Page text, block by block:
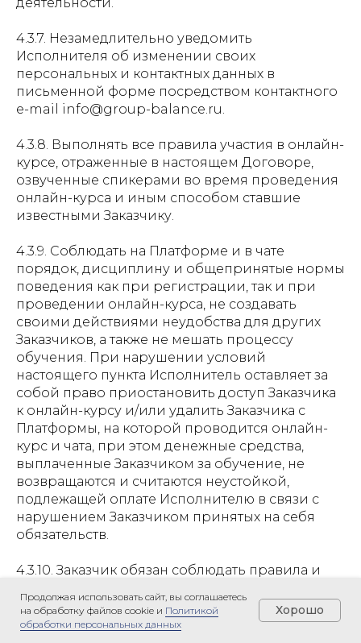
4.3.7. Незамедлительно уведомить
Исполнителя об изменении своих
персональных и контактных данных в
письменной форме посредством контактного
e-mail info@group-balance.ru.
4.3.8. Выполнять все правила участия в онлайн-
курсе, отраженные в настоящем Договоре,
озвученные спикерами во время проведения
онлайн-курса и иным способом ставшие
известными Заказчику.
4.3.9. Соблюдать на Платформе и в чате
порядок, дисциплину и общепринятые нормы
поведения как при регистрации, так и при
проведении онлайн-курса, не создавать
своими действиями неудобства для других
Заказчиков, а также не мешать процессу
обучения. При нарушении условий
настоящего пункта Исполнитель оставляет за
собой право приостановить доступ Заказчика
к онлайн-курсу и/или удалить Заказчика с
Платформы, на которой проводится онлайн-
курс и чата, при этом денежные средства,
выплаченные Заказчиком за обучение, не
возвращаются и считаются неустойкой,
подлежащей оплате Исполнителю в связи с
нарушением Заказчиком принятых на себя
обязательств.
4.3.10. Заказчик обязан соблюдать правила и
предусмотренные в личном кабинете
Платформы.
Продолжая использовать сайт, вы соглашаетесь
на обработку файлов cookie и Политикой
обработки персональных данных
Хорошо